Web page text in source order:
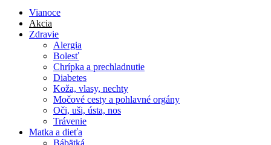
Vianoce
Akcia
Zdravie
Alergia
Bolesť
Chrípka a prechladnutie
Diabetes
Koža, vlasy, nechty
Močové cesty a pohlavné orgány
Oči, uši, ústa, nos
Trávenie
Matka a dieťa
Bábätká